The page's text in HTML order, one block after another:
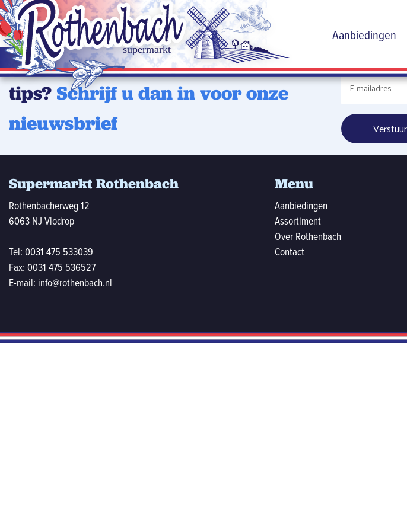
Aanbiedingen
Wilt u op de hoogte blijven de
laatste aanbiedingen of handige
tips? Schrijf u dan in voor onze
nieuwsbrief
Supermarkt Rothenbach
Rothenbacherweg 12
6063 NJ Vlodrop
Tel: 0031 475 533039
Fax: 0031 475 536527
E-mail: info@rothenbach.nl
Menu
Aanbiedingen
Assortiment
Over Rothenbach
Contact